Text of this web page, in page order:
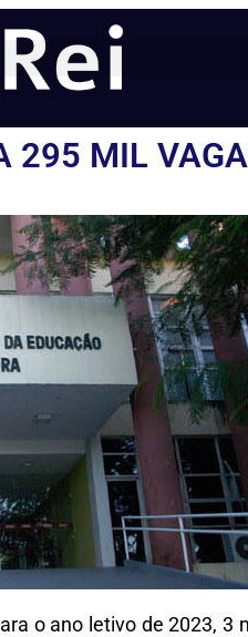
295 MIL
o ano letivo de 2023,